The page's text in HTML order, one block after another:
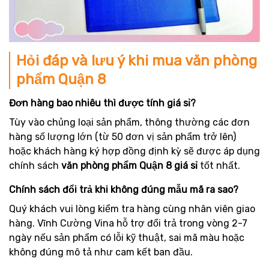
Hỏi đáp và lưu ý khi mua văn phòng
phẩm Quận 8
Đơn hàng bao nhiêu thì được tính giá sỉ?
Tùy vào chủng loại sản phẩm, thông thường các đơn
hàng số lượng lớn (từ 50 đơn vị sản phẩm trở lên)
hoặc khách hàng ký hợp đồng định kỳ sẽ được áp dụng
chính sách văn phòng phẩm Quận 8 giá sỉ tốt nhất.
Chính sách đổi trả khi không đúng mẫu mã ra sao?
Quý khách vui lòng kiểm tra hàng cùng nhân viên giao
hàng. Vĩnh Cường Vina hỗ trợ đổi trả trong vòng 2-7
ngày nếu sản phẩm có lỗi kỹ thuật, sai mã màu hoặc
không đúng mô tả như cam kết ban đầu.